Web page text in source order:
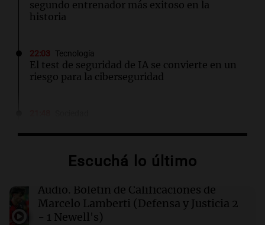
segundo entrenador más exitoso en la
historia
22:03 Tecnología
El test de seguridad de IA se convierte en un
riesgo para la ciberseguridad
millones de dólares se repartirán entre 44
21:36 Deportes
El futbolista argentino Matías Pourrain
permanece detenido en una cárcel de máxima
seguridad en EE. UU.
Escuchá lo último
Audio. Boletín de Calificaciones de
Marcelo Lamberti (Defensa y Justicia 2
- 1 Newell's)